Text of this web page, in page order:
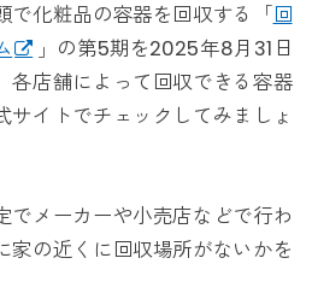
で化粧品の容器を回収する「回
」の第5期を2025年8月31日
各店舗によって回収できる容器
サイトでチェックしてみましょ
でメーカーや小売店などで行わ
家の近くに回収場所がないかを